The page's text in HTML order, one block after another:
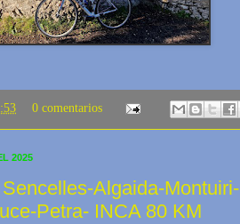
0 comentarios
2025
Algaida-Montuiri-
Petra- INCA 80 KM